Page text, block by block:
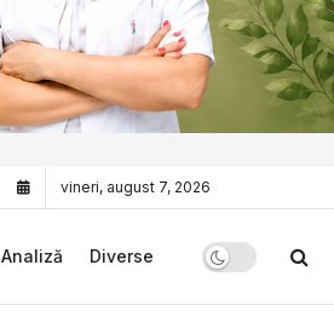
vineri, august 7, 2026
Analiză Diverse